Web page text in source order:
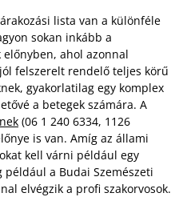
lista van a különféle
sokan inkább a
ahol azonnal
felszerelt rendelő teljes körű
gyakorlatilag egy komplex
a betegek számára. A
(06 1 240 6334, 1126
is van. Amíg az állami
kell várni például egy
a Budai Szemészeti
elvégzik a profi szakorvosok.